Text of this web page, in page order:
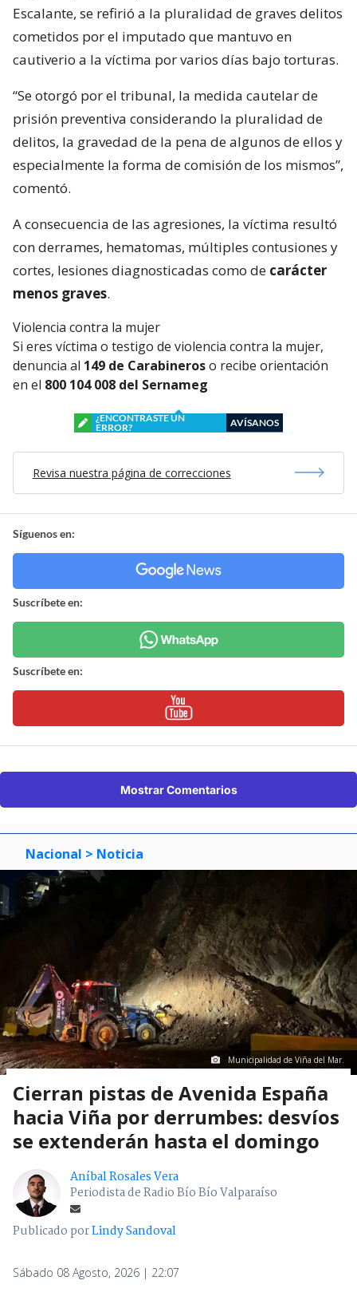
Escalante, se refirió a la pluralidad de graves delitos
cometidos por el imputado que mantuvo en
cautiverio a la víctima por varios días bajo torturas.
“Se otorgó por el tribunal, la medida cautelar de
prisión preventiva considerando la pluralidad de
delitos, la gravedad de la pena de algunos de ellos y
especialmente la forma de comisión de los mismos”,
comentó.
A consecuencia de las agresiones, la víctima resultó
con derrames, hematomas, múltiples contusiones y
cortes, lesiones diagnosticadas como de carácter
menos graves.
Violencia contra la mujer
Si eres víctima o testigo de violencia contra la mujer,
denuncia al 149 de Carabineroso recibe orientación
en el 800 104 008 del Sernameg
¿ENCONTRASTE UN
ERROR?
AVÍSANOS
Revisa nuestra página de correcciones
Síguenos en:
Suscríbete en:
Suscríbete en:
Mostrar Comentarios
Nacional > Noticia
Municipalidad de Viña del Mar.
Cierran pistas de Avenida España
hacia Viña por derrumbes: desvíos
se extenderán hasta el domingo
Aníbal Rosales Vera
Periodista de Radio Bío Bío Valparaíso
Publicado porLindy Sandoval
Sábado 08 Agosto, 2026 | 22:07